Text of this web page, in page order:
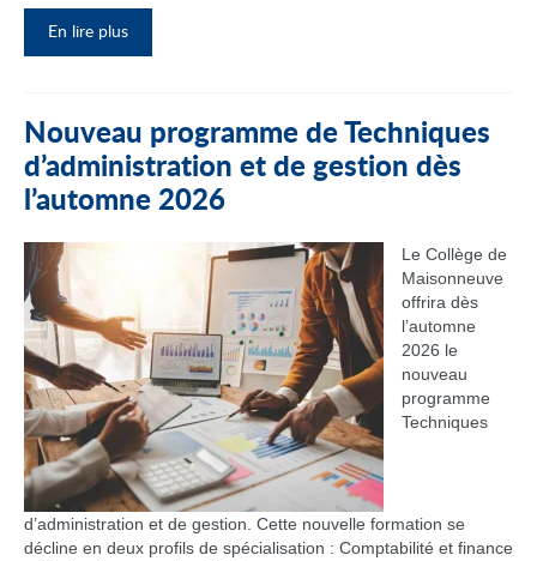
En lire plus
Nouveau programme de Techniques
d’administration et de gestion dès
l’automne 2026
Le Collège de
Maisonneuve
offrira dès
l’automne
2026 le
nouveau
programme
Techniques
d’administration et de gestion. Cette nouvelle formation se
décline en deux profils de spécialisation : Comptabilité et finance